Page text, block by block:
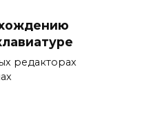
редакторах